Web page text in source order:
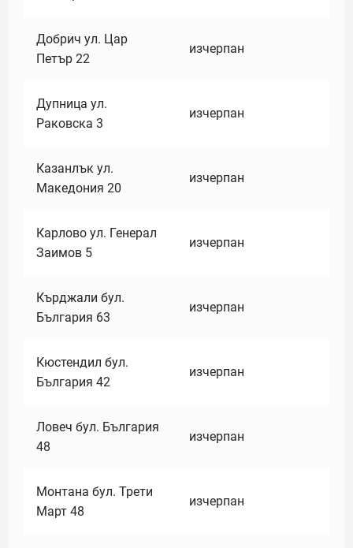
Добрич ул. Цар
Петър 22
изчерпан
Дупница ул.
Раковска 3
изчерпан
Казанлък ул.
Македония 20
изчерпан
Карлово ул. Генерал
Заимов 5
изчерпан
Кърджали бул.
България 63
изчерпан
Кюстендил бул.
България 42
изчерпан
Ловеч бул. България
48
изчерпан
Монтана бул. Трети
Март 48
изчерпан